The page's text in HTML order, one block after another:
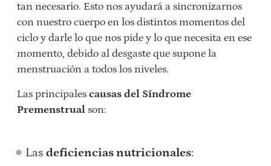
tan necesario. Esto nos ayudará a sincronizarnos
con nuestro cuerpo en los distintos momentos del
ciclo y darle lo que nos pide y lo que necesita en ese
momento, debido al desgaste que supone la
menstruación a todos los niveles.
Las principales causas del Síndrome
Premenstrual son:
Lasdeficiencias nutricionales: